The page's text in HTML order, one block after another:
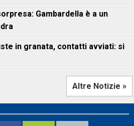
Gambardella è a un
in granata, contatti avviati: si
Altre Notizie »